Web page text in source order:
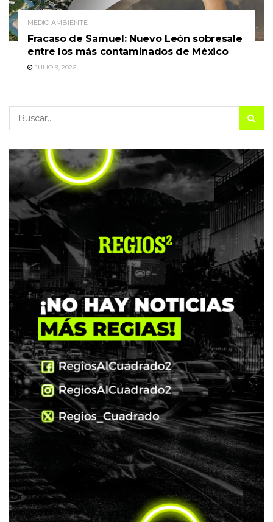
MEDIO AMBIENTE
Fracaso de Samuel: Nuevo León sobresale
entre los más contaminados de México
JULIO 9, 2026